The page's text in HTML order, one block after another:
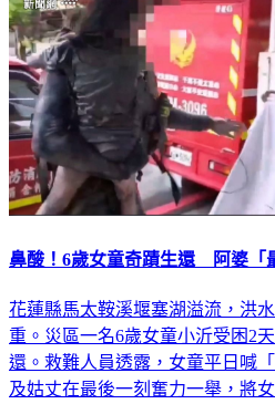
鼻酸！6歲女童奇蹟生還 阿婆「
花蓮縣馬太鞍溪堰塞湖溢流，洪
重。災區一名6歲女童小沂受困2
還。救難人員透露，女童平日喊
及姑丈在最後一刻奮力一舉，將